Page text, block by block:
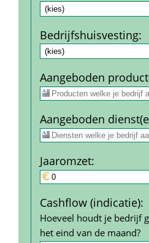
Bedrijfshuisvesting:
Aangeboden
Aangeboden
Jaar­omzet:
Cashflow (indicatie):
Hoeveel houdt je bedrijf
het eind van de maand?